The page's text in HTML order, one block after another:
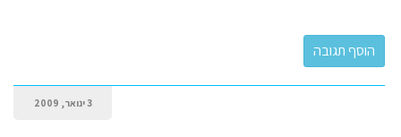
3 ינואר, 2009